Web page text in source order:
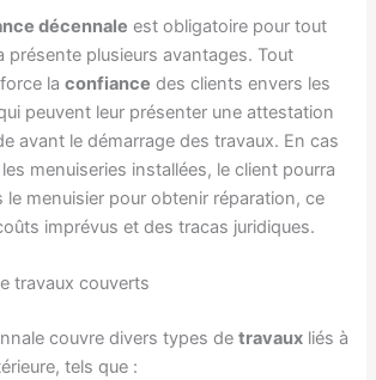
décennale est obligatoire pour tout
présente plusieurs avantages. Tout
laconfiance des clients envers les
peuvent leur présenter une attestation
avant le démarrage des travaux. En cas
menuiseries installées, le client pourra
le menuisier pour obtenir réparation, ce
imprévus et des tracas juridiques.
travaux couverts
couvre divers types detravaux liés à
tels que :